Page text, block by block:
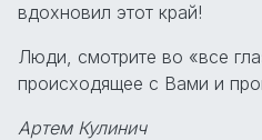
вдохновил этот край!
Люди, смотрите во «все
происходящее с Вами и
Артем Кулинич